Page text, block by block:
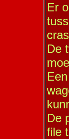
Er
De
De
file